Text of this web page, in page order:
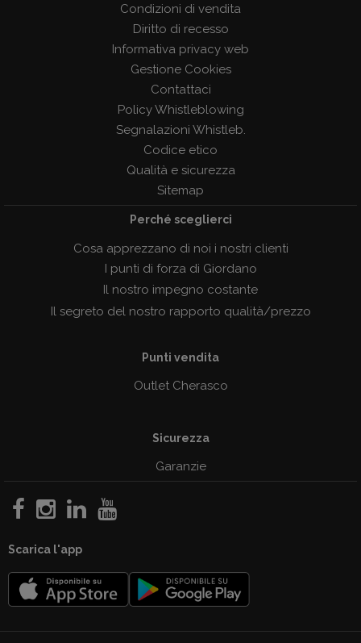
Condizioni di vendita
Diritto di recesso
Informativa privacy web
Gestione Cookies
Contattaci
Policy Whistleblowing
Segnalazioni Whistleb.
Codice etico
Qualità e sicurezza
Sitemap
Perché sceglierci
Cosa apprezzano di noi i nostri clienti
I punti di forza di Giordano
Il nostro impegno costante
Il segreto del nostro rapporto qualità/prezzo
Punti vendita
Outlet Cherasco
Sicurezza
Garanzie
Scarica l'app